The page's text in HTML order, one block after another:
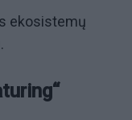
ekosistemų